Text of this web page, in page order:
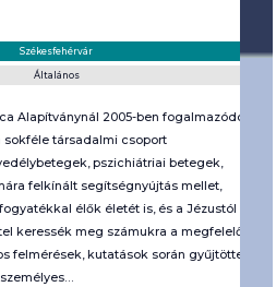
Székesfehérvár
Általános
Alapítványnál 2005-ben fogalmazódott
társadalmi csoport
pszichiátriai betegek,
felkínált segítségnyújtás mellet,
élők életét is, és a Jézustól
keressék meg számukra a megfelelő
felmérések, kutatások során gyűjtöttek